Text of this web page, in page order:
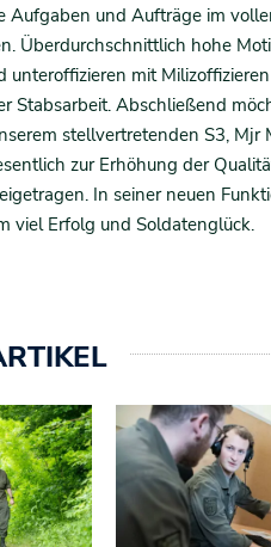
Aufgaben und Aufträge im
Überdurchschnittlich hohe
unteroffizieren mit
Stabsarbeit. Abschließend
stellvertretenden S3, Mjr
zur Erhöhung der
In seiner neuen
viel Erfolg und Soldatenglück.